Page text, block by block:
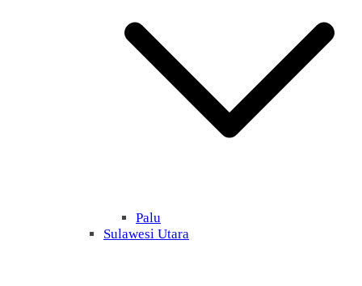
Palu
Sulawesi Utara